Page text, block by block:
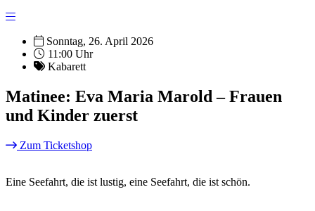
Sonntag, 26. April 2026
11:00 Uhr
Kabarett
Matinee: Eva Maria Marold – Frauen
und Kinder zuerst
Zum Ticketshop
Eine Seefahrt, die ist lustig, eine Seefahrt, die ist schön.